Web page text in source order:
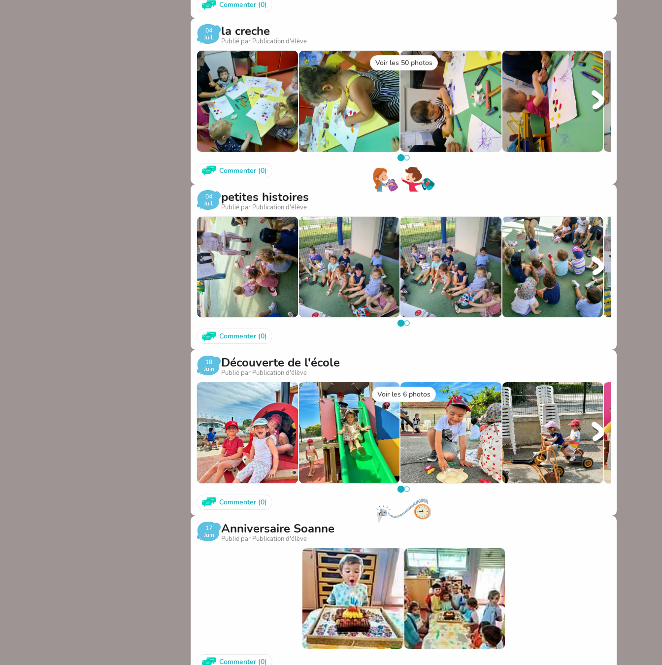
Commenter (0)
04
Juil.
la creche
Publié par Publication d'élève
Voir les 50 photos
Commenter (0)
04
Juil.
petites histoires
Publié par Publication d'élève
Commenter (0)
18
Juin
Découverte de l'école
Publié par Publication d'élève
Voir les 6 photos
Commenter (0)
17
Juin
Anniversaire Soanne
Publié par Publication d'élève
Commenter (0)